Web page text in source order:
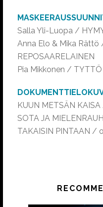
Salla Yli-Luopa /
Anna Elo & Mika Rättö
REPOSAARELAINEN
Pia Mikkonen / TYTTÖ
KUUN METSÄN
SOTA JA
TAKAISIN PINTAAN /